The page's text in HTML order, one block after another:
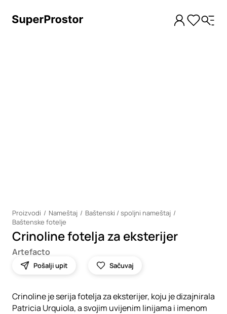
Proizvodi Nameštaj
Baštenski / spoljni nameštaj
Baštenske fotelje
Crinoline fotelja za eksterijer
Artefacto
Pošalji upit Sačuvaj
Crinoline je serija fotelja za eksterijer, koju je dizajnirala
Patricia Urquiola, a svojim uvijenim linijama i imenom